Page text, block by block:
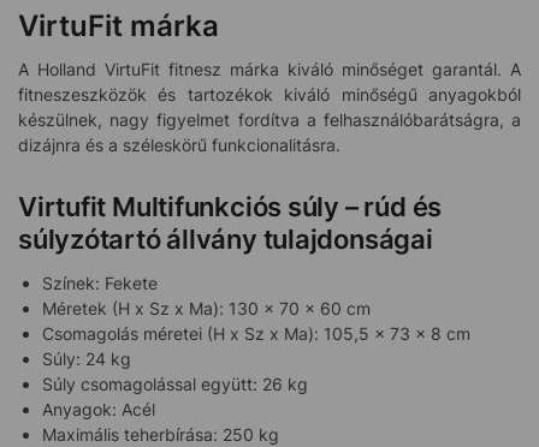
VirtuFit márka
A Holland VirtuFit fitnesz márka kiváló minőséget garantál. A
fitneszeszközök és tartozékok kiváló minőségű anyagokból
készülnek, nagy figyelmet fordítva a felhasználóbarátságra, a
dizájnra és a széleskörű funkcionalitásra.
Virtufit Multifunkciós súly – rúd és
súlyzótartó állvány tulajdonságai
Színek: Fekete
Méretek (H x Sz x Ma): 130 x 70 x 60 cm
Csomagolás méretei (H x Sz x Ma): 105,5 x 73 x 8 cm
Súly: 24 kg
Súly csomagolással együtt: 26 kg
Anyagok: Acél
Maximális teherbírása: 250 kg